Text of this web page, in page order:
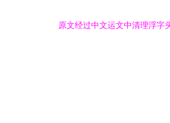
原文经过中文运文中清理浮字